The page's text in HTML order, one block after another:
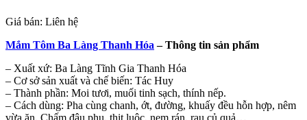
Giá bán: Liên hệ
Mắm Tôm Ba Làng Thanh Hóa – Thông tin sản phẩm
– Xuất xứ: Ba Làng Tĩnh Gia Thanh Hóa
– Cơ sở sản xuất và chế biến: Tác Huy
– Thành phần: Moi tươi, muối tinh sạch, thính nếp.
– Cách dùng: Pha cùng chanh, ớt, đường, khuấy đều hỗn hợp, nêm
vừa ăn. Chấm đậu phụ, thịt luộc, nem rán, rau củ quả…